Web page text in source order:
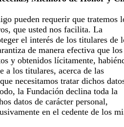
pueden requerir que tratemos
que usted nos facilita. La
el interés de los titulares de
de manera efectiva que los
y obtenidos lícitamente,
a los titulares, acerca de las
necesitamos tratar dichos
la Fundación declina toda la
datos de carácter personal,
en el cedente de los